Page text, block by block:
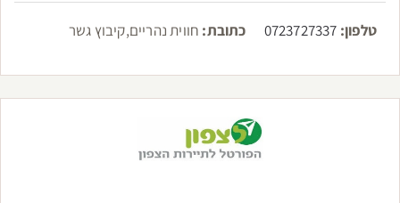
טלפון: 0723727337 כתובת: חווית נהריים,קיבוץ גשר